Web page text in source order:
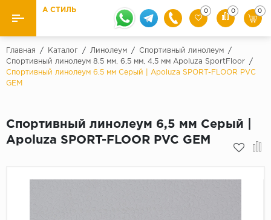
Назад
Ламинат
Назад
Бренды
Pergo
Quick Step
Ковролин и ковровая плитка
А СТИЛЬ 0 0 0
Главная / Каталог / Линолеум / Спортивный линолеум
/
Спортивный линолеум 8.5 мм, 6,5 мм, 4,5 мм Apoluza SportFloor
/
Спортивный линолеум 6,5 мм Серый | Apoluza SPORT-FLOOR PVC
GEM
Спортивный линолеум 6,5 мм Серый |
Apoluza SPORT-FLOOR PVC GEM